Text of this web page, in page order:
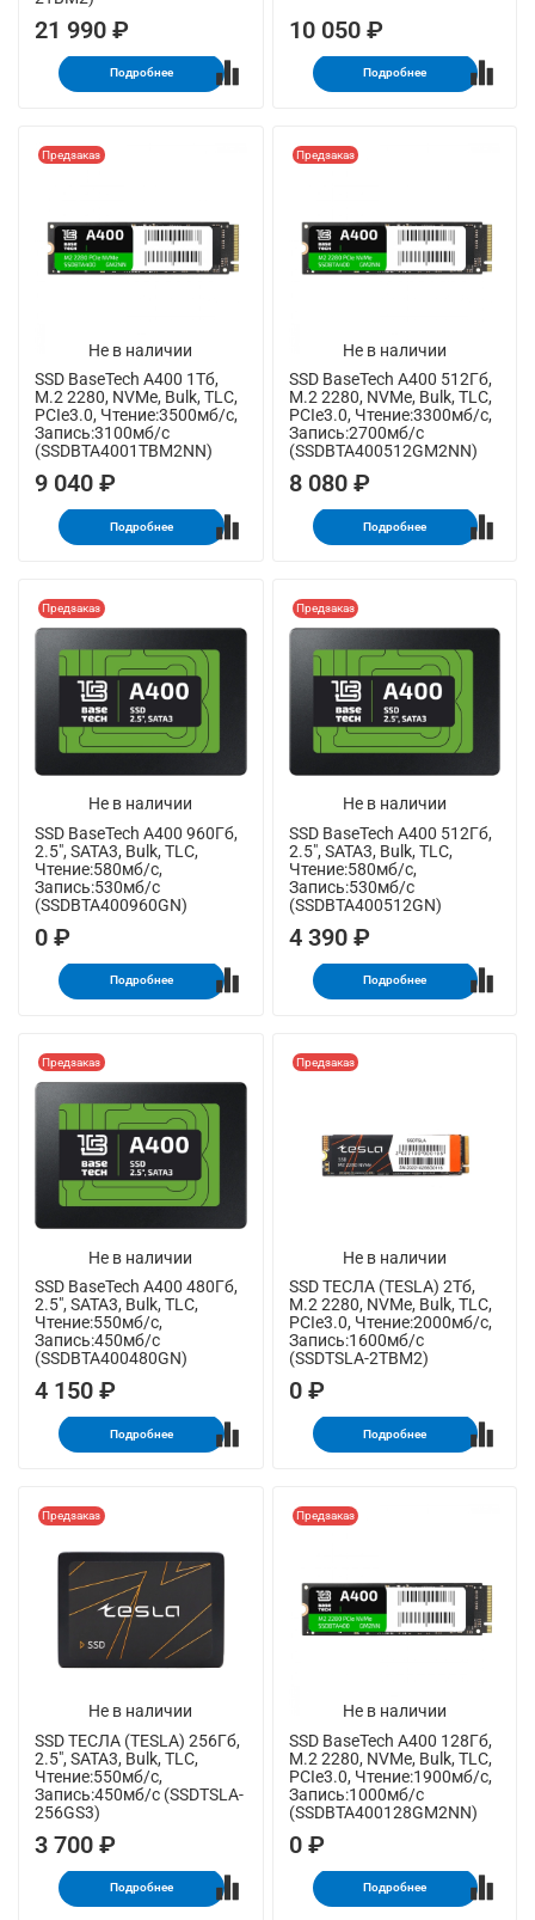
21 990 ₽
Подробнее
10 050 ₽
Подробнее
Не в наличии
Предзаказ
SSD BaseTech A400 1Тб,
M.2 2280, NVMe, Bulk, TLC,
PCIe3.0, Чтение:3500мб/с,
Запись:3100мб/с
(SSDBTA4001TBM2NN)
9 040 ₽
Подробнее
Не в наличии
Предзаказ
SSD BaseTech A400 512Гб,
M.2 2280, NVMe, Bulk, TLC,
PCIe3.0, Чтение:3300мб/с,
Запись:2700мб/с
(SSDBTA400512GM2NN)
8 080 ₽
Подробнее
Не в наличии
Предзаказ
SSD BaseTech A400 960Гб,
2.5", SATA3, Bulk, TLC,
Чтение:580мб/с,
Запись:530мб/с
(SSDBTA400960GN)
0 ₽
Подробнее
Не в наличии
Предзаказ
SSD BaseTech A400 512Гб,
2.5", SATA3, Bulk, TLC,
Чтение:580мб/с,
Запись:530мб/с
(SSDBTA400512GN)
4 390 ₽
Подробнее
Не в наличии
Предзаказ
SSD BaseTech A400 480Гб,
2.5", SATA3, Bulk, TLC,
Чтение:550мб/с,
Запись:450мб/с
(SSDBTA400480GN)
4 150 ₽
Подробнее
Не в наличии
Предзаказ
SSD ТЕСЛА (TESLA) 2Тб,
M.2 2280, NVMe, Bulk, TLC,
PCIe3.0, Чтение:2000мб/с,
Запись:1600мб/с
(SSDTSLA-2TBM2)
0 ₽
Подробнее
Не в наличии
Предзаказ
SSD ТЕСЛА (TESLA) 256Гб,
2.5", SATA3, Bulk, TLC,
Чтение:550мб/с,
Запись:450мб/с (SSDTSLA-
256GS3)
3 700 ₽
Подробнее
Не в наличии
Предзаказ
SSD BaseTech A400 128Гб,
M.2 2280, NVMe, Bulk, TLC,
PCIe3.0, Чтение:1900мб/с,
Запись:1000мб/с
(SSDBTA400128GM2NN)
0 ₽
Подробнее